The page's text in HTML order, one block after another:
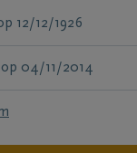
12/12/1926
op 04/11/2014